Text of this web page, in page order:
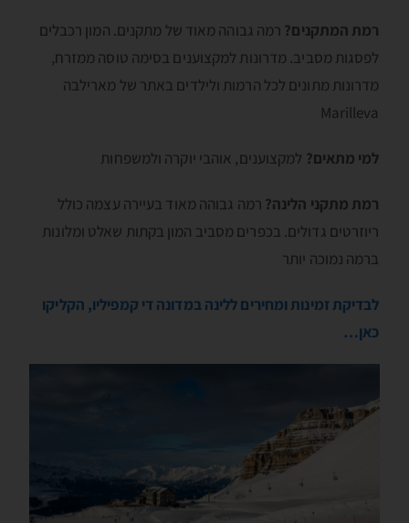
רמת המתקנים? רמה גבוהה מאוד של מתקנים. המון רכבלים
לפסגות מסביב. מדרונות למקצוענים בסימה טוסה ממזרח,
מדרונות מתונים לכל הרמות ולילדים באתר של מארילבה
Marilleva
למי מתאים? למקצוענים, אוהבי יוקרה ולמשפחות
רמת מתקני הלינה? רמה גבוהה מאוד בעיירה עצמה כולל
ריוזרטים גדולים. בכפרים מסביב המון בקתות שאלט ומלונות
ברמה נמוכה יותר
לבדיקת זמינות ומחירים ללינה במדונה די קמפיליו, הקליקו
כאן…